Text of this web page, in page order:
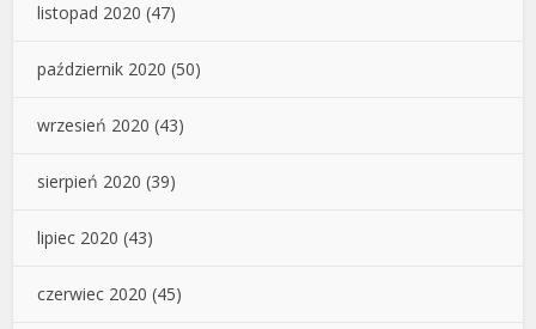
listopad 2020 (47)
październik 2020 (50)
wrzesień 2020 (43)
sierpień 2020 (39)
lipiec 2020 (43)
czerwiec 2020 (45)